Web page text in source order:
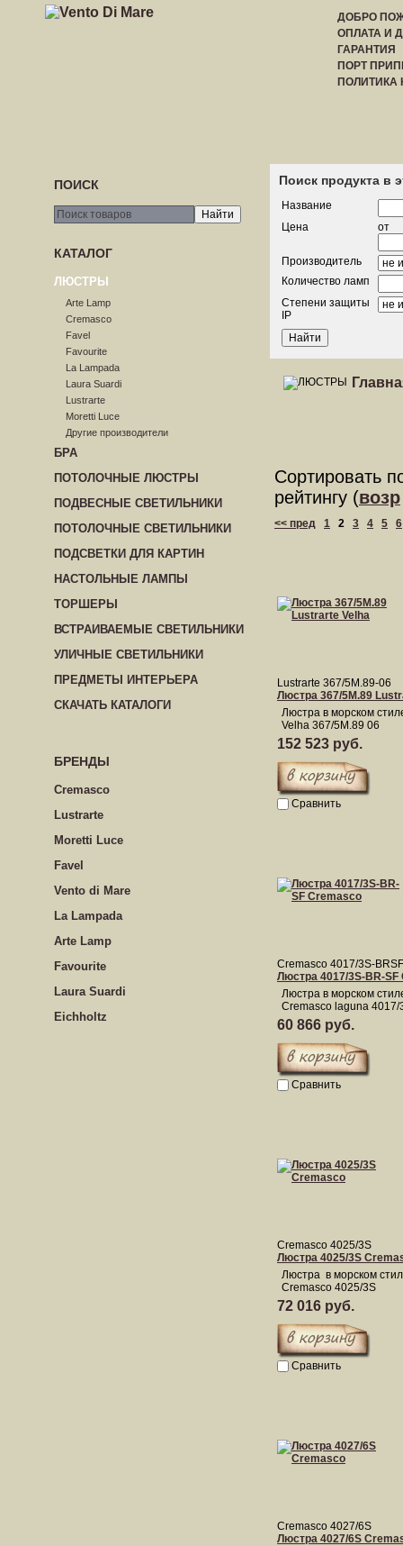
ДОБРО
ОПЛАТА И
ГАРАНТИЯ
ПОРТ
ПОИСК
КАТАЛОГ
ЛЮСТРЫ
Arte Lamp
Cremasco
Favel
Favourite
La Lampada
Laura Suardi
Lustrarte
Moretti Luce
Другие производители
БРА
ПОТОЛОЧНЫЕ ЛЮСТРЫ
ПОДВЕСНЫЕ СВЕТИЛЬНИКИ
ПОТОЛОЧНЫЕ СВЕТИЛЬНИКИ
ПОДСВЕТКИ ДЛЯ КАРТИН
НАСТОЛЬНЫЕ ЛАМПЫ
ТОРШЕРЫ
ВСТРАИВАЕМЫЕ СВЕТИЛЬНИКИ
УЛИЧНЫЕ СВЕТИЛЬНИКИ
ПРЕДМЕТЫ ИНТЕРЬЕРА
СКАЧАТЬ КАТАЛОГИ
БРЕНДЫ
Cremasco
Lustrarte
Moretti Luce
Favel
Vento di Mare
La Lampada
Arte Lamp
Favourite
Laura Suardi
Eichholtz
Поиск продукта в
Название
Цена
от
Производитель
Количество ламп
Степени защиты
IP
Сортировать
рейтингу (возр
<< пред 1 2 3 4 5 6
Lustrarte 367/5M.89-06
Люстра 367/5M.89
Люстра в морском
Velha 367/5M.89 06
152 523 руб.
Сравнить
Cremasco 4017/3S-BRSF
Люстра 4017/3S-BR-SF
Люстра в морском
Cremasco laguna 4017/
60 866 руб.
Сравнить
Cremasco 4025/3S
Люстра 4025/3S
Люстра в морском
Cremasco 4025/3S
72 016 руб.
Сравнить
Cremasco 4027/6S
Люстра 4027/6S